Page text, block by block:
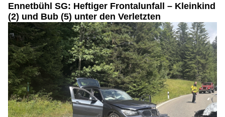
Ennetbühl SG: Heftiger Frontalunfall – Kleinkind
(2) und Bub (5) unter den Verletzten